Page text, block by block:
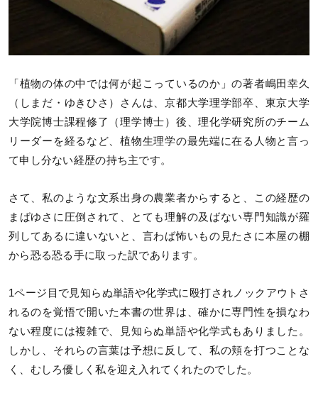
「植物の体の中では何が起こっているのか」の著者嶋田幸久
（しまだ・ゆきひさ）さんは、京都大学理学部卒、東京大学
大学院博士課程修了（理学博士）後、理化学研究所のチーム
リーダーを経るなど、植物生理学の最先端に在る人物と言っ
て申し分ない経歴の持ち主です。
さて、私のような文系出身の農業者からすると、この経歴の
まばゆさに圧倒されて、とても理解の及ばない専門知識が羅
列してあるに違いないと、言わば怖いもの見たさに本屋の棚
から恐る恐る手に取った訳であります。
1ページ目で見知らぬ単語や化学式に殴打されノックアウトさ
れるのを覚悟で開いた本書の世界は、確かに専門性を損なわ
ない程度には複雑で、見知らぬ単語や化学式もありました。
しかし、それらの言葉は予想に反して、私の頬を打つことな
く、むしろ優しく私を迎え入れてくれたのでした。